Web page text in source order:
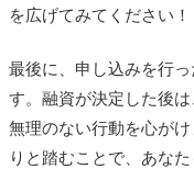
を広げてみてください！
最後に、申し込みを行
す。融資が決定した後
無理のない行動を心が
りと踏むことで、あな